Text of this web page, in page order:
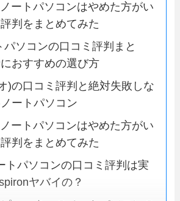
ートパソコンはやめた方がい
判をまとめてみた
パソコンの口コミ評判まと
おすすめの選び方
)の口コミ評判と絶対失敗しな
ートパソコン
ートパソコンはやめた方がい
判をまとめてみた
トパソコンの口コミ評判は実
ヤバイの？